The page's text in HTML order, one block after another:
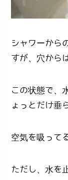
シャワーから
すが、穴から
この状態で、
ょっとだけ垂
空気を吸って
ただし、水を